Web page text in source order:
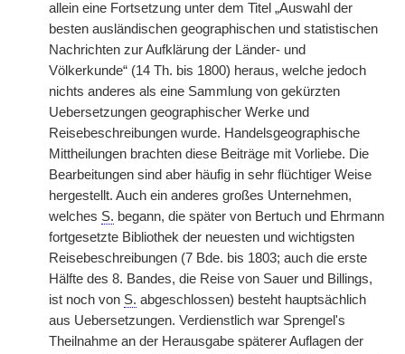
allein eine Fortsetzung unter dem Titel „Auswahl der
besten ausländischen geographischen und statistischen
Nachrichten zur Aufklärung der Länder- und
Völkerkunde“ (14 Th. bis 1800) heraus, welche jedoch
nichts anderes als eine Sammlung von gekürzten
Uebersetzungen geographischer Werke und
Reisebeschreibungen wurde. Handelsgeographische
Mittheilungen brachten diese Beiträge mit Vorliebe. Die
Bearbeitungen sind aber häufig in sehr flüchtiger Weise
hergestellt. Auch ein anderes großes Unternehmen,
welches S. begann, die später von Bertuch und Ehrmann
fortgesetzte Bibliothek der neuesten und wichtigsten
Reisebeschreibungen (7 Bde. bis 1803; auch die erste
Hälfte des 8. Bandes, die Reise von Sauer und Billings,
ist noch von S. abgeschlossen) besteht hauptsächlich
aus Uebersetzungen. Verdienstlich war Sprengel's
Theilnahme an der Herausgabe späterer Auflagen der